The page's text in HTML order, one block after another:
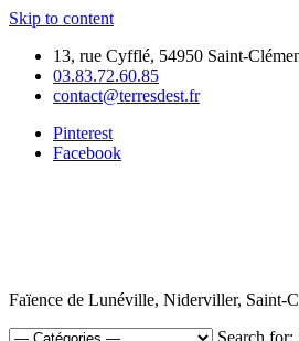
Skip to content
13, rue Cyfflé, 54950 Saint-
03.83.72.60.85
contact@terresdest.fr
Pinterest
Facebook
Faïence de Lunéville, Niderviller, Saint-
Search for: